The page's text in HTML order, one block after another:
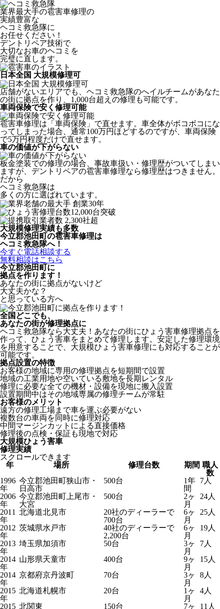
業界最大手の雹害車修理の
実績豊富な
ヘコミ救急隊に
お任せください！
デントリペア技術で
大切なお車のヘコミを
完璧に直します。
日本全国 大規模修理可
店舗がないエリアでも、ヘコミ救急隊のへイルチームがあなた
の街に拠点を作り、1,000台超えの修理も可能です。
車両保険で安く修理可能
雹害車修理は「車両保険」で直せます。車全体がボコボコにな
ってしまった場合、通常100万円ほどするのですが、車両保険
で5万円程度だけで直せます。
車の価値が下がらない
板金塗装での修理の場合、事故車扱い・修理歴がついてしまい
ますが、デントリペアの雹害車修理なら修理歴はつきません。
だから
ヘコミ救急隊は
多くの方に選ばれています。
大規模修理実績も多数
今立郡池田町の雹害車修理は
ヘコミ救急隊へ！
今すぐ電話相談する
無料相談はこちら
今立郡池田町に
拠点を作ります！
あなたの街に拠点がないけど
大丈夫かな？
と思っている方へ
全国どこでも、
あなたの街が修理拠点に
ヘコミ救急隊なら大丈夫！あなたの街にひょう害車修理拠点を
作って、ひょう害車をまとめて修理します。安定した修理環境
を用意することで、大規模ひょう害車修理にも対応することが
可能です。
拠点設置の特徴
お客様の地域に専用の修理拠点を短期間で設置
地域の工業用地や空いている敷地を長期レンタル
修理に必要な全ての機材・設備を現地に搬入設置
設置期間中はその地域専属の修理チームが常駐
お客様のメリット
遠方の修理工場まで車を運ぶ必要がない
複数台の車両を同時に修理対応
中間マージンカットによる直接価格
修理後の点検・保証も現地で対応
大規模ひょう害車
修理実績
スクロールできます
年
場所 修理台数 期間 職人
数
1996
年
今立郡池田町狭山市・
日高市
500台
1年
間
7人
2006
年
今立郡池田町上尾市・
大宮
500台
2ヶ
月
24人
2011
年
北海道北見市
20社のディーラーで
700台
6ヶ
月
25人
2012
年
茨城県水戸市
40社のディーラーで
2,200台
6ヶ
月
19人
2013
年
埼玉県加須市 50台
3ヶ
月
7人
2014
年
山形県天童市 400台
9ヶ
月
15人
2014
年
京都府京丹波町 70台
3ヶ
月
8人
2015
年
北海道札幌市 20台
1ヶ
月
4人
2015 北関東 150台 7ヶ 11人